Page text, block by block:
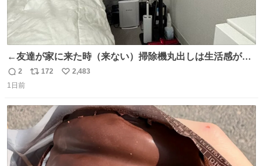
←友達が家に来た時（来ない）掃除機丸出しは生活感が出
てかっこ悪いなぁ →せや
返
信
2
リ
ト
数
172
い
数
2,483
1日前